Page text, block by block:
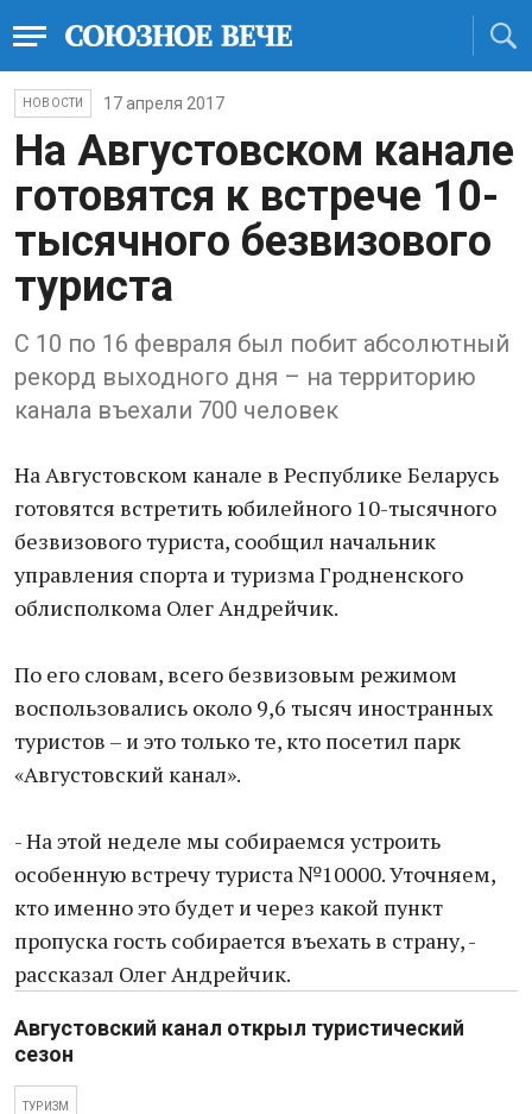
НОВОСТИ 17 апреля 2017
На Августовском канале
готовятся к встрече 10-
тысячного безвизового
туриста
С 10 по 16 февраля был побит абсолютный
рекорд выходного дня – на территорию
канала въехали 700 человек
На Августовском канале в Республике Беларусь
готовятся встретить юбилейного 10-тысячного
безвизового туриста, сообщил начальник
управления спорта и туризма Гродненского
облисполкома Олег Андрейчик.
По его словам, всего безвизовым режимом
воспользовались около 9,6 тысяч иностранных
туристов – и это только те, кто посетил парк
«Августовский канал».
- На этой неделе мы собираемся устроить
особенную встречу туриста №10000. Уточняем,
кто именно это будет и через какой пункт
пропуска гость собирается въехать в страну, -
рассказал Олег Андрейчик.
Августовский канал открыл туристический
сезон
ТУРИЗМ